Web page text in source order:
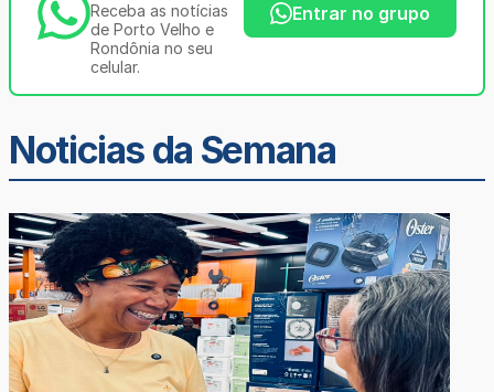
Receba as notícias
de Porto Velho e
Rondônia no seu
celular.
Entrar no grupo
Noticias da Semana